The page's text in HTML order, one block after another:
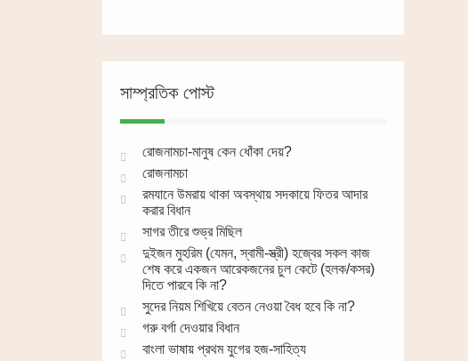
সাম্প্রতিক পোস্ট
রোজনামচা-মানুষ কেন ধোঁকা দেয়?
রোজনামচা
রমযানে উমরায় থাকা অবস্থায় সদকায়ে ফিতর আদার
করার বিধান
সাগর তীরে শুভ্র মিছিল
দুইজন মুহরিম (যেমন, স্বামী-স্ত্রী) হজ্বের সকল কাজ
শেষ করে একজন আরেকজনের চুল কেটে (হলক/কসর)
দিতে পারবে কি না?
সুদের নিয়ম শিখিয়ে বেতন নেওয়া বৈধ হবে কি না?
গরু বর্গা দেওয়ার বিধান
বাংলা ভাষায় প্রথম যুগের হজ-সাহিত্য